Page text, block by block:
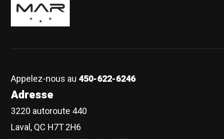
Appelez-nous au 450-622-6246
Adresse
3220 autoroute 440
Laval, QC H7T 2H6